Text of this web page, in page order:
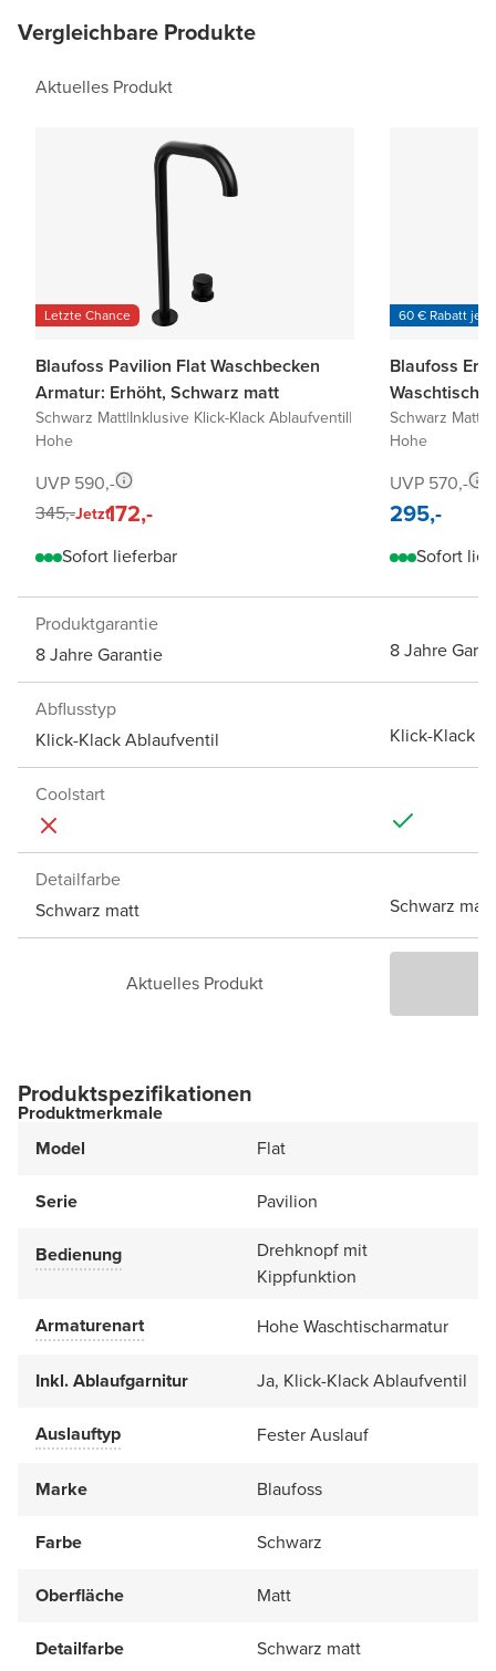
Vergleichbare Produkte
Aktuelles Produkt
Letzte Chance
Blaufoss Pavilion Flat Waschbecken
Armatur: Erhöht, Schwarz matt
Schwarz Matt|Inklusive Klick-Klack Ablaufventil|
Hohe
UVP 590,-
345,-Jetzt172,-
Sofort lieferbar
60 € Rabatt je
Blaufoss
Schwarz Matt
Hohe
UVP 570,-
295,-
Sofort
Produktgarantie
8 Jahre Garantie
8 Jahre
Abflusstyp
Klick-Klack Ablaufventil
Klick-Klack
Coolstart
Detailfarbe
Schwarz matt
Schwarz matt
Aktuelles Produkt
Produktspezifikationen
Produktmerkmale
Model
Flat
Serie Pavilion
Bedienung
Drehknopf mit
Kippfunktion
Armaturenart
Hohe Waschtischarmatur
Inkl. Ablaufgarnitur Ja, Klick-Klack Ablaufventil
Auslauftyp Fester Auslauf
Marke Blaufoss
Farbe Schwarz
Oberfläche Matt
Detailfarbe Schwarz matt